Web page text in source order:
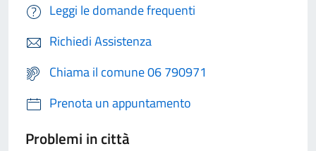
Leggi le domande frequenti
Richiedi Assistenza
Chiama il comune 06 790971
Prenota un appuntamento
Problemi in città